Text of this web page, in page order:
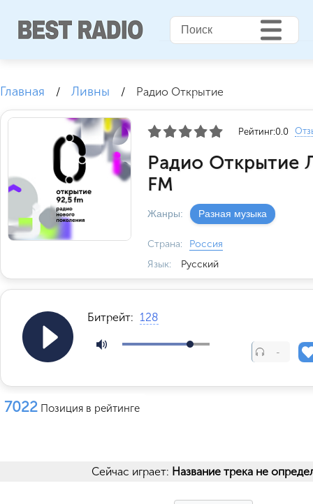
Главная / Ливны / Радио Открытие
Рейтинг:0.0
Радио Открытие
FM
Жанры: Разная музыка
Страна:
Россия
Язык:
Русский
Битрейт: 128
-
7022 Позиция в рейтинге
Сейчас играет: Название трека не